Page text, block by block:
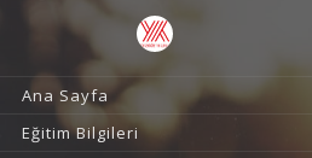
Ana Sayfa
Eğitim Bilgileri